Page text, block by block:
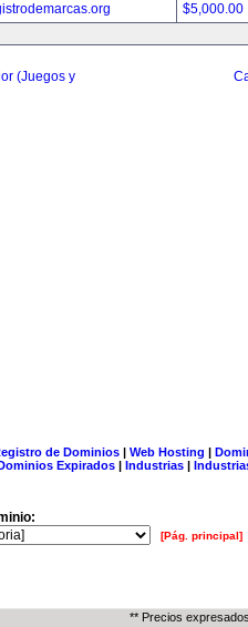
$5,000.00
(Juegos y
de Dominios| Web Hosting |
Expirados | Industrias |
[Pág. principal]
** Precios